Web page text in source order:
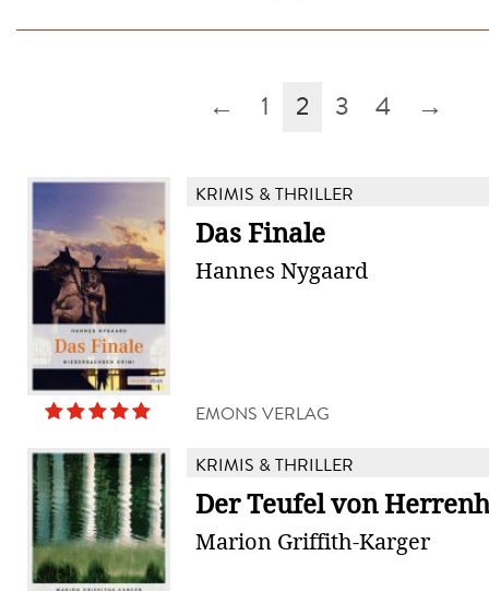
← 1 2 3 4 →
KRIMIS & THRILLER
Das Finale
Hannes Nygaard
EMONS VERLAG
KRIMIS & THRILLER
Der Teufel von
Marion Griffith-Karger